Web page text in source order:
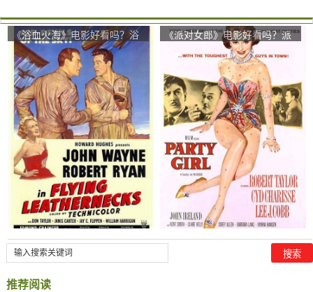
《浴血火海》电影好看吗？浴
血火海影评及简介
《派对女郎》电影好看吗？派
对女郎影评及简介
推荐阅读